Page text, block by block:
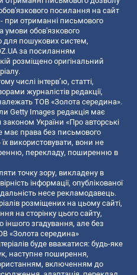
посилання на сайт
- при отриманні письмового
умови обов'язкового
для пошукових систем,
за посиланням
розміщено оригінальний
числі інтерв’ю, статті,
журналістів редакції,
ТОВ «Золота середина».
Getty Images редакція має
України «Про авторські
має права без письмового
використовувати, вони не
перекладу, поширенню в
точку зору, викладену в
інформації, опублікованої
несе рекламодавець.
розміщених на цьому сайті,
на сторінку цього сайту,
іншого згадування, але без
«Золота середина»
буде вважатися: будь-яке
наступне поширення,
включенням до